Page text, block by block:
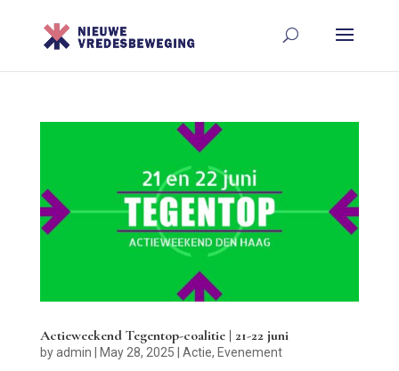
Actieweekend Tegentop-coalitie | 21-22 juni
byadmin | May 28, 2025 | Actie, Evenement